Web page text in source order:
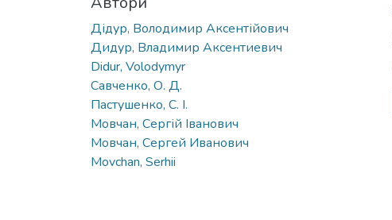
Дідур, Володимир Аксентійович
Дидур, Владимир Аксентиевич
Didur, Volodymyr
Савченко, О. Д.
Пастушенко, С. І.
Мовчан, Сергій Іванович
Мовчан, Сергей Иванович
Movchan, Serhii